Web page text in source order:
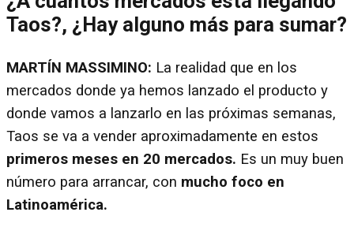
Taos?, ¿Hay alguno más para sumar?
MARTÍN MASSIMINO: La realidad que en los
mercados donde ya hemos lanzado el producto y
donde vamos a lanzarlo en las próximas semanas,
Taos se va a vender aproximadamente en estos
primeros meses en 20 mercados. Es un muy buen
número para arrancar, con mucho foco en
Latinoamérica.